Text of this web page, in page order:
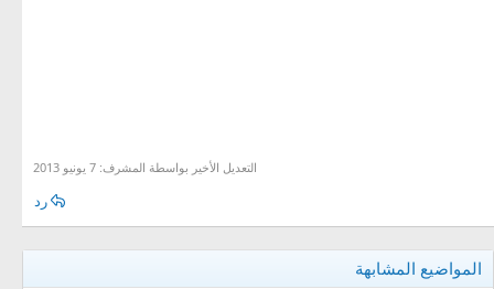
التعديل الأخير بواسطة المشرف: 7 يونيو 2013
رد
المواضيع المشابهة